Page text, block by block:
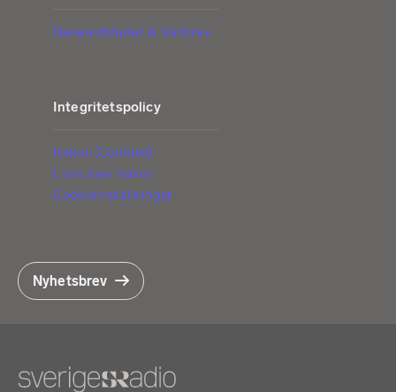
Berwaldbladet & Vänbrev
Integritetspolicy
Kakor (Cookies)
Lista över kakor
Cookieinställningar
Nyhetsbrev